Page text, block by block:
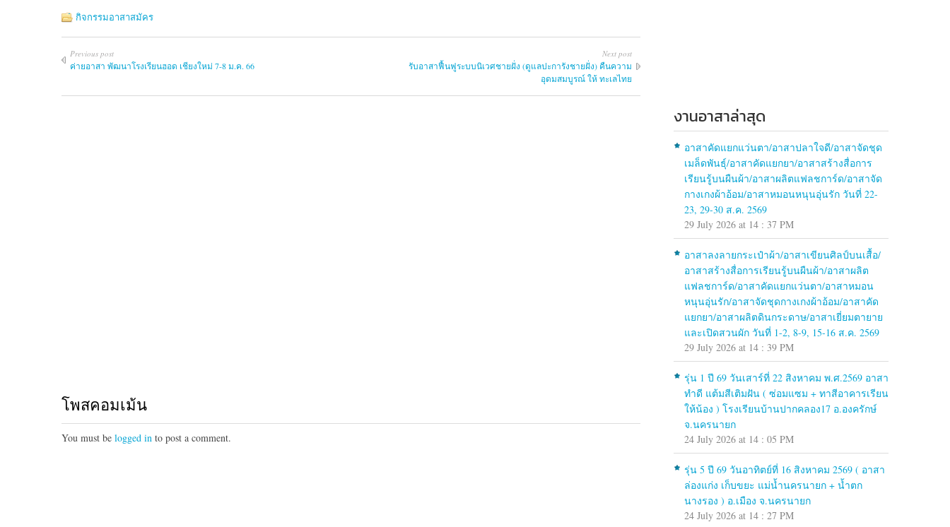
กิจกรรมอาสาสมัคร
Previous post
ค่ายอาสา พัฒนาโรงเรียนฮอด เชียงใหม่ 7-8 ม.ค. 66
Next post
รับอาสาฟื้นฟูระบบนิเวศชายฝั่ง (ดูแลปะการังชายฝั่ง) คืนความ
อุดมสมบูรณ์ ให้ ทะเลไทย
โพสคอมเม้น
You must be logged in to post a comment.
งานอาสาล่าสุด
อาสาคัดแยกแว่นตา/อาสาปลาใจดี/อาสาจัดชุด
เมล็ดพันธุ์/อาสาคัดแยกยา/อาสาสร้างสื่อการ
เรียนรู้บนผืนผ้า/อาสาผลิตแฟลชการ์ด/อาสาจัด
กางเกงผ้าอ้อม/อาสาหมอนหนุนอุ่นรัก วันที่ 22-
23, 29-30 ส.ค. 2569
29 July 2026 at 14 : 37 PM
อาสาลงลายกระเป๋าผ้า/อาสาเขียนศิลป์บนเสื้อ/
อาสาสร้างสื่อการเรียนรู้บนผืนผ้า/อาสาผลิต
แฟลชการ์ด/อาสาคัดแยกแว่นตา/อาสาหมอน
หนุนอุ่นรัก/อาสาจัดชุดกางเกงผ้าอ้อม/อาสาคัด
แยกยา/อาสาผลิตดินกระดาษ/อาสาเยี่ยมตายาย
และเปิดสวนผัก วันที่ 1-2, 8-9, 15-16 ส.ค. 2569
29 July 2026 at 14 : 39 PM
รุ่น 1 ปี 69 วันเสาร์ที่ 22 สิงหาคม พ.ศ.2569 อาสา
ทำดี แต้มสีเติมฝัน ( ซ่อมแซม + ทาสีอาคารเรียน
ให้น้อง ) โรงเรียนบ้านปากคลอง17 อ.องครักษ์
จ.นครนายก
24 July 2026 at 14 : 05 PM
รุ่น 5 ปี 69 วันอาทิตย์ที่ 16 สิงหาคม 2569 ( อาสา
ล่องแก่ง เก็บขยะ แม่น้ำนครนายก + น้ำตก
นางรอง ) อ.เมือง จ.นครนายก
24 July 2026 at 14 : 27 PM